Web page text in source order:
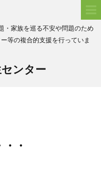
・家族を巡る不安や問題のため
等の複合的支援を行っていま
センター
・